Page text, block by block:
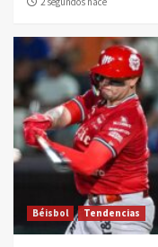
Béisbol Tendencias